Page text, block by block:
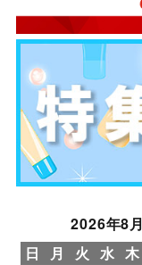
2026年8月
日
月 火 水 木